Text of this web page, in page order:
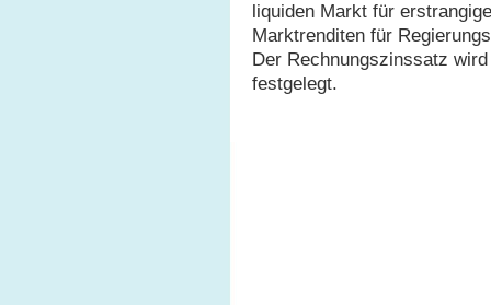
liquiden Markt für
Marktrenditen für
Der Rechnungszinssatz
festgelegt.